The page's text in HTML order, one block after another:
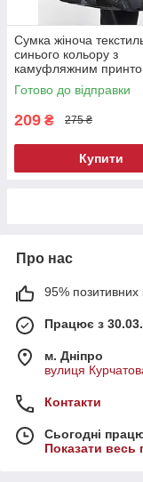
Сумка жіноча
синього кольору з
камуфляжним
192088M
Готово до відправки
209 ₴ 275 ₴
Купити
Про нас
95% позитивних
Працює з
м. Дніпро
вулиця
Контакти
Сьогодні
Показати весь